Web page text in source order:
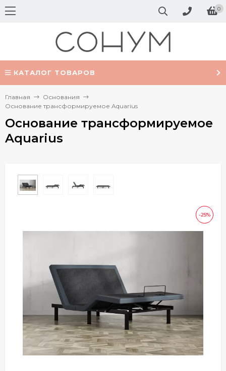
0
КАТАЛОГ ТОВАРОВ
Главная
Основания
Основание трансформируемое Aquarius
Основание трансформируемое
Aquarius
-25%